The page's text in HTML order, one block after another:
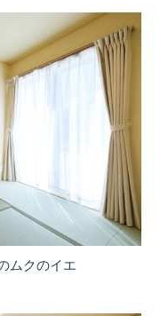
ムクのイエ